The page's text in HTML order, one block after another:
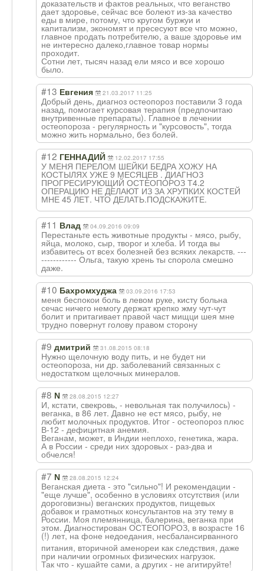
доказательств и фактов реальных, что веганство
дает здоровье, сейчас все болеют из-за качество
еды в мире, потому, что кругом буржуи и
капитализм, экономят и пресесуют все что можно,
главное продать потребителю, а ваше здоровье им
не интересно далеко,главное товар нормы
проходит.
Сотни лет, тысяч назад ели мясо и все хорошо
было.
#13 Евгения 21.03.2017 11:25
Добрый день, диагноз остеопороз поставили 3 года
назад, помогает курсовая терапия (предпочитаю
внутривенные препараты). Главное в лечении
остеопороза - регулярность и "курсовость", тогда
можно жить нормально, без болей.
#12 ГЕННАДИЙ 12.02.2017 17:55
У МЕНЯ ПЕРЕЛОМ ШЕЙКИ БЕДРА ХОЖУ НА
КОСТЫЛЯХ УЖЕ 9 МЕСЯЦЕВ . ДИАГНОЗ
ПРОГРЕСИРУЮЩИЙ ОСТЕОПОРОЗ Т4.2
ОПЕРАЦИЮ НЕ ДЕЛАЮТ ИЗ ЗА ХРУПКИХ КОСТЕЙ
МНЕ 45 ЛЕТ. ЧТО ДЕЛАТЬ.ПОДСКАЖИТЕ.
#11 Влад 04.09.2016 09:09
Перестаньте есть животные продукты - мясо, рыбу,
яйца, молоко, сыр, творог и хлеба. И тогда вы
избавитесь от всех болезней без всяких лекарств. ---
------------ Ольга, такую хрень ты спорола смешно
даже.
#10 Бахромхуджа 03.09.2016 17:53
меня беспокои боль в левом руке, кисту больна
сечас ничего немогу держат крепко жму чут-чут
болит и притагивает правой част мищци шея мне
трудно повернут голову правом сторону
#9 дмитрий 31.08.2015 08:18
Нужно щелочную воду пить, и не будет ни
остеопороза, ни др. заболеваний связанных с
недостатком щелочных минералов.
#8 N 28.08.2015 12:27
И, кстати, свекровь, - невольная так получилось) -
веганка, в 86 лет. Давно не ест мясо, рыбу, не
любит молочных продуктов. Итог - остеопороз плюс
В-12 - дефицитная анемия.
Веганам, может, в Индии неплохо, генетика, жара.
А в России - среди них здоровых - раз-два и
обчелся!
#7 N 28.08.2015 12:24
Веганская диета - это "сильно"! И рекомендации -
"еще лучше", особенно в условиях отсутствия (или
дороговизны) веганских продуктов, пищевых
добавок и грамотных консультантов на эту тему в
России. Моя племянница, балерина, веганка при
этом. Диагностирован ОСТЕОПОРОЗ, в возрасте 16
(!) лет, на фоне недоедания, несбалансирванного
питания, вторичной аменореи как следствия, даже
при наличии огромных физических нагрузок.
Так что - кушайте сами, а других - не агитируйте!